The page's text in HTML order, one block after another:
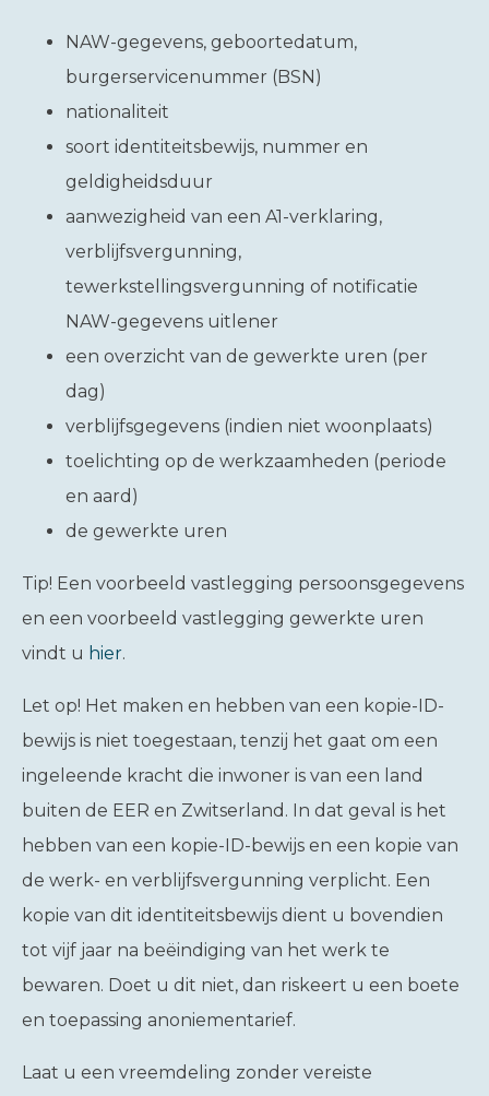
NAW-gegevens, geboortedatum,
burgerservicenummer (BSN)
nationaliteit
soort identiteitsbewijs, nummer en
geldigheidsduur
aanwezigheid van een A1-verklaring,
verblijfsvergunning,
tewerkstellingsvergunning of notificatie
NAW-gegevens uitlener
een overzicht van de gewerkte uren (per
dag)
verblijfsgegevens (indien niet woonplaats)
toelichting op de werkzaamheden (periode
en aard)
de gewerkte uren
Tip! Een voorbeeld vastlegging persoonsgegevens
en een voorbeeld vastlegging gewerkte uren
vindt u hier.
Let op! Het maken en hebben van een kopie-ID-
bewijs is niet toegestaan, tenzij het gaat om een
ingeleende kracht die inwoner is van een land
buiten de EER en Zwitserland. In dat geval is het
hebben van een kopie-ID-bewijs en een kopie van
de werk- en verblijfsvergunning verplicht. Een
kopie van dit identiteitsbewijs dient u bovendien
tot vijf jaar na beëindiging van het werk te
bewaren. Doet u dit niet, dan riskeert u een boete
en toepassing anoniementarief.
Laat u een vreemdeling zonder vereiste